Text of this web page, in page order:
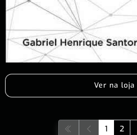
Ver na loja
1 2